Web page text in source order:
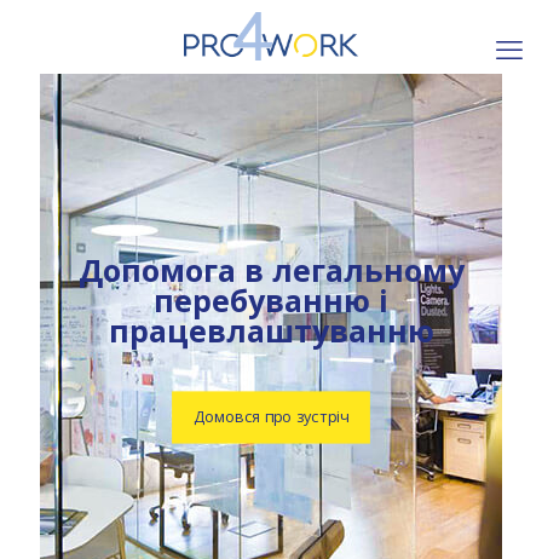
Допомога в легальному
перебуванню і
працевлаштуванню
Домовся про зустріч